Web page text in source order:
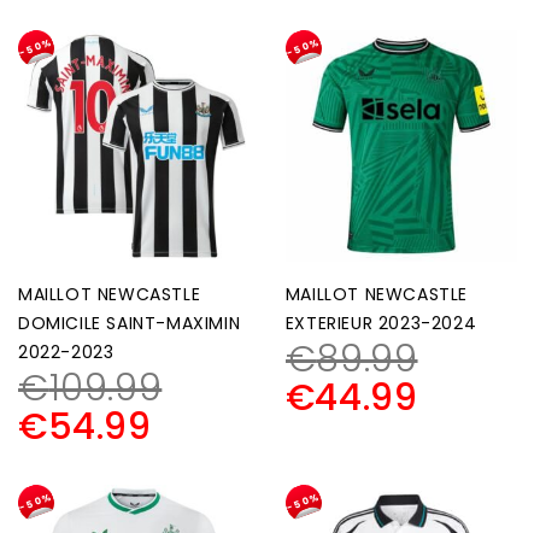
-50%
MAILLOT NEWCASTLE
DOMICILE SAINT-MAXIMIN
2022-2023
€109.99
€54.99
-50%
MAILLOT NEWCASTLE
EXTERIEUR 2023-2024
€89.99
€44.99
-50% -50%